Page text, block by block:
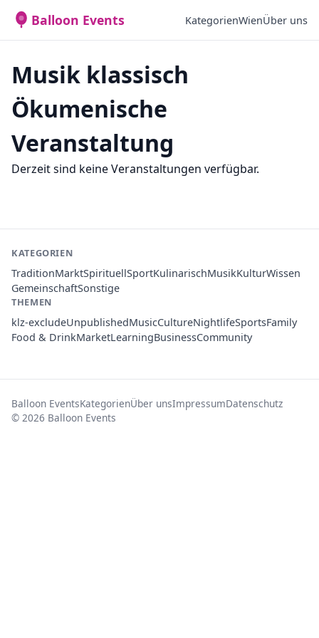
Balloon Events KategorienWienÜber uns
Musik klassisch
Ökumenische
Veranstaltung
Derzeit sind keine Veranstaltungen verfügbar.
KATEGORIEN
TraditionMarktSpirituellSportKulinarischMusikKulturWissen
GemeinschaftSonstige
THEMEN
klz-excludeUnpublishedMusicCultureNightlifeSportsFamily
Food & DrinkMarketLearningBusinessCommunity
Balloon EventsKategorienÜber unsImpressumDatenschutz
© 2026 Balloon Events